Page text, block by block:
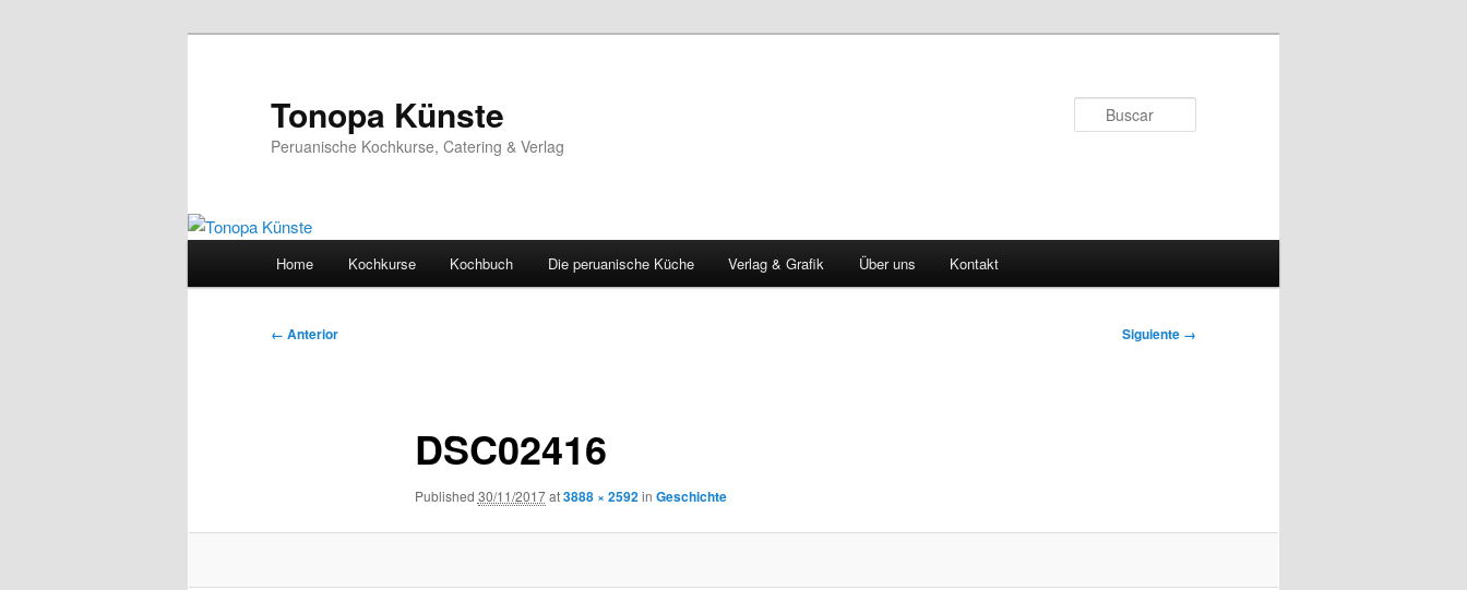
Tonopa Künste
Peruanische Kochkurse, Catering & Verlag
Home Kochkurse Kochbuch Die peruanische Küche Verlag & Grafik Über uns Kontakt
Navegador
← Anterior Siguiente →
DSC02416
Published 30/11/2017at3888 × 2592in Geschichte